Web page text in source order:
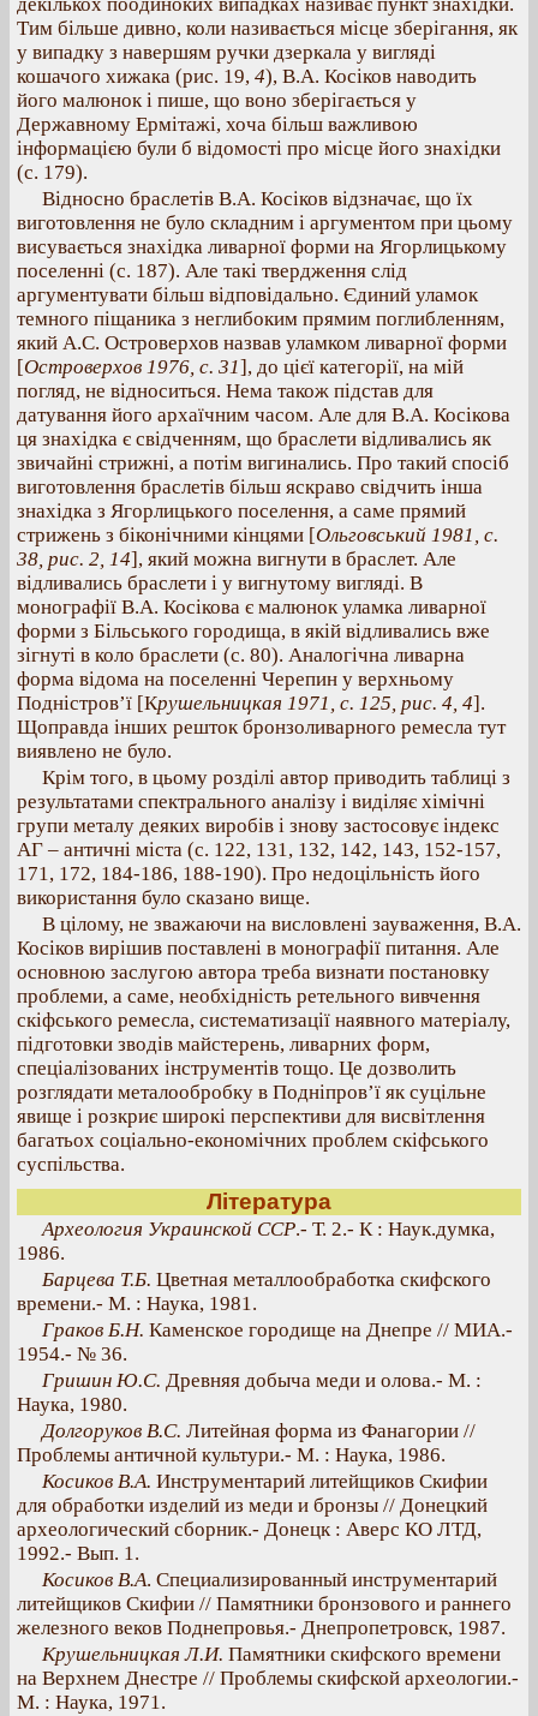
Тим більше дивно, коли називається місце зберігання, як
у випадку з навершям ручки дзеркала у вигляді
кошачого хижака (рис. 19, 4), В.А. Косіков наводить
його малюнок і пише, що воно зберігається у
Державному Ермітажі, хоча більш важливою
інформацією були б відомості про місце його знахідки
(с. 179).
Відносно браслетів В.А. Косіков відзначає, що їх
виготовлення не було складним і аргументом при цьому
висувається знахідка ливарної форми на Ягорлицькому
поселенні (с. 187). Але такі твердження слід
аргументувати більш відповідально. Єдиний уламок
темного піщаника з неглибоким прямим поглибленням,
який А.С. Островерхов назвав уламком ливарної форми
[Островерхов 1976, с. 31], до цієї категорії, на мій
погляд, не відноситься. Нема також підстав для
датування його архаїчним часом. Але для В.А. Косікова
ця знахідка є свідченням, що браслети відливались як
звичайні стрижні, а потім вигинались. Про такий спосіб
виготовлення браслетів більш яскраво свідчить інша
знахідка з Ягорлицького поселення, а саме прямий
стрижень з біконічними кінцями [Ольговський 1981, с.
38, рис. 2, 14], який можна вигнути в браслет. Але
відливались браслети і у вигнутому вигляді. В
монографії В.А. Косікова є малюнок уламка ливарної
форми з Більського городища, в якій відливались вже
зігнуті в коло браслети (с. 80). Аналогічна ливарна
форма відома на поселенні Черепин у верхньому
Подністров’ї [Крушельницкая 1971, с. 125, рис. 4, 4].
Щоправда інших решток бронзоливарного ремесла тут
виявлено не було.
Крім того, в цьому розділі автор приводить таблиці з
результатами спектрального аналізу і виділяє хімічні
групи металу деяких виробів і знову застосовує індекс
АГ – античні міста (с. 122, 131, 132, 142, 143, 152-157,
171, 172, 184-186, 188-190). Про недоцільність його
використання було сказано вище.
В цілому, не зважаючи на висловлені зауваження, В.А.
Косіков вирішив поставлені в монографії питання. Але
основною заслугою автора треба визнати постановку
проблеми, а саме, необхідність ретельного вивчення
скіфського ремесла, систематизації наявного матеріалу,
підготовки зводів майстерень, ливарних форм,
спеціалізованих інструментів тощо. Це дозволить
розглядати металообробку в Подніпров’ї як суцільне
явище і розкриє широкі перспективи для висвітлення
багатьох соціально-економічних проблем скіфського
суспільства.
Література
Археология Украинской ССР.- Т. 2.- К : Наук.думка,
1986.
Барцева Т.Б. Цветная металлообработка скифского
времени.- М. : Наука, 1981.
Граков Б.Н. Каменское городище на Днепре // МИА.-
1954.- № 36.
Гришин Ю.С. Древняя добыча меди и олова.- М. :
Наука, 1980.
Долгоруков В.С. Литейная форма из Фанагории //
Проблемы античной культури.- М. : Наука, 1986.
Косиков В.А. Инструментарий литейщиков Скифии
для обработки изделий из меди и бронзы // Донецкий
археологический сборник.- Донецк : Аверс КО ЛТД,
1992.- Вып. 1.
Косиков В.А. Специализированный инструментарий
литейщиков Скифии // Памятники бронзового и раннего
железного веков Поднепровья.- Днепропетровск, 1987.
Крушельницкая Л.И. Памятники скифского времени
на Верхнем Днестре // Проблемы скифской археологии.-
М. : Наука, 1971.